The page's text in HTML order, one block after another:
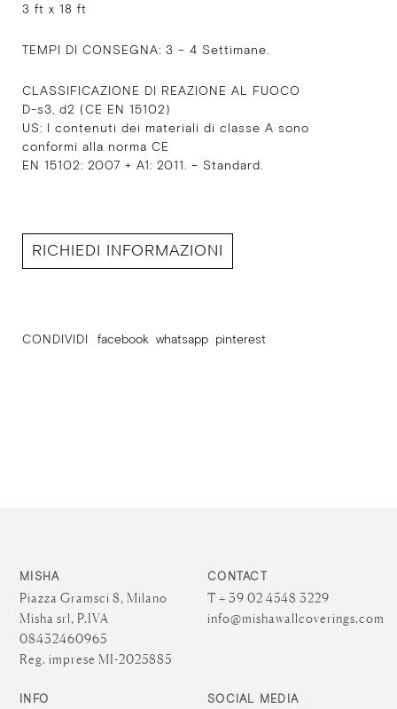
3 ft x 18 ft
TEMPI DI CONSEGNA: 3 – 4 Settimane.
CLASSIFICAZIONE DI REAZIONE AL FUOCO
D-s3, d2 (CE EN 15102)
US: I contenuti dei materiali di classe A sono
conformi alla norma CE
EN 15102: 2007 + A1: 2011. – Standard.
RICHIEDI INFORMAZIONI
CONDIVIDI facebook whatsapp pinterest
MISHA
Piazza Gramsci 8, Milano
Misha srl, P.IVA
08432460965
Reg. imprese MI-2025885
CONTACT
T + 39 02 4548 3229
info@mishawallcoverings.com
INFO SOCIAL MEDIA